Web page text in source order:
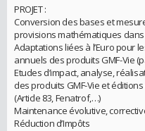
PROJET :
Conversion des bases et
provisions mathématiques dans
Adaptations liées à l’Euro pour
annuels des produits GMF-Vie
Etudes d’impact, analyse,
des produits GMF-Vie et
(Article 83, Fenatrof,…)
Maintenance évolutive,
Réduction d’Impôts